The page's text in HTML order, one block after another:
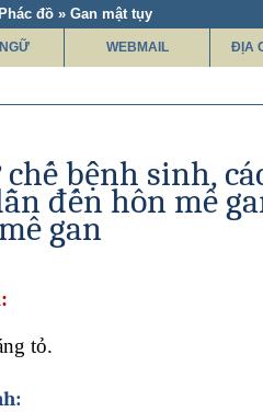
đồ » Gan mật tụy
WEBMAIL ĐỊA
bệnh sinh,
đến hôn mê
gan
tỏ.